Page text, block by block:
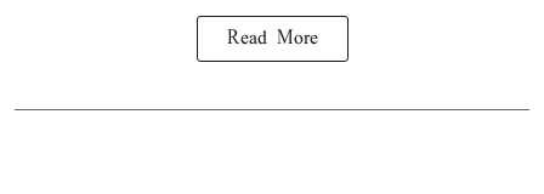
Read More